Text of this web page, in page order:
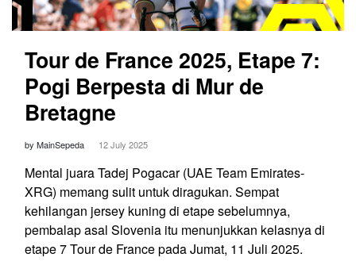
Tour de France 2025, Etape 7:
Pogi Berpesta di Mur de
Bretagne
by MainSepeda 12 July 2025
Mental juara Tadej Pogacar (UAE Team Emirates-
XRG) memang sulit untuk diragukan. Sempat
kehilangan jersey kuning di etape sebelumnya,
pembalap asal Slovenia itu menunjukkan kelasnya di
etape 7 Tour de France pada Jumat, 11 Juli 2025.